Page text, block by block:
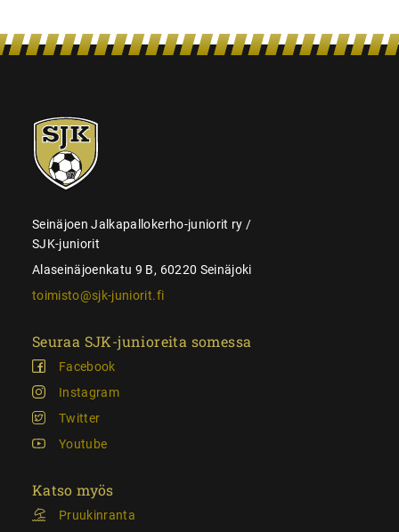
SJK-
juniorit
Seinäjoen Jalkapallokerho-juniorit ry /
SJK-juniorit
Alaseinäjoenkatu 9 B, 60220 Seinäjoki
toimisto@sjk-juniorit.fi
Seuraa SJK-junioreita somessa
Facebook
Instagram
Twitter
Youtube
Katso myös
Pruukinranta